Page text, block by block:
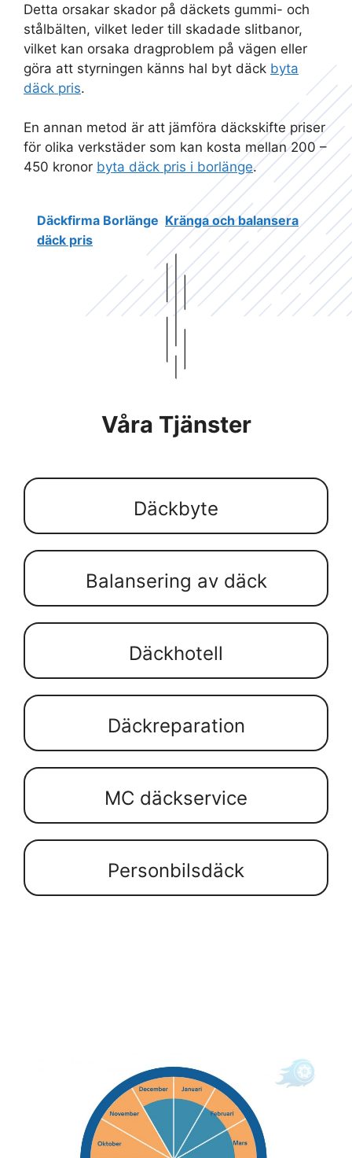
Detta orsakar skador på däckets gummi- och
stålbälten, vilket leder till skadade slitbanor,
vilket kan orsaka dragproblem på vägen eller
göra att styrningen känns hal byt däck byta
däck pris.
En annan metod är att jämföra däckskifte priser
för olika verkstäder som kan kosta mellan 200 –
450 kronor byta däck pris i borlänge.
Däckfirma Borlänge Kränga och balansera
däck pris
Våra Tjänster
Däckbyte
Balansering av däck
Däckhotell
Däckreparation
MC däckservice
Personbilsdäck